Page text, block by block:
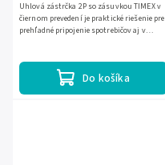
Do košíka
Uhlová zástrčka 2P so zásuvkou TIMEX v
čiernom prevedení je praktické riešenie pre
prehľadné pripojenie spotrebičov aj v